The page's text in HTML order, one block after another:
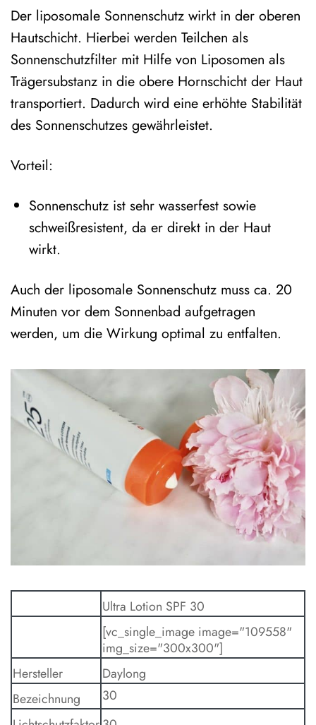
Der liposomale Sonnenschutz wirkt in der oberen
Hautschicht. Hierbei werden Teilchen als
Sonnenschutzfilter mit Hilfe von Liposomen als
Trägersubstanz in die obere Hornschicht der Haut
transportiert. Dadurch wird eine erhöhte Stabilität
des Sonnenschutzes gewährleistet.
Vorteil:
Sonnenschutz ist sehr wasserfest sowie
schweißresistent, da er direkt in der Haut
wirkt.
Auch der liposomale Sonnenschutz muss ca. 20
Minuten vor dem Sonnenbad aufgetragen
werden, um die Wirkung optimal zu entfalten.
Ultra Lotion SPF 30
[vc_single_image image="109558"
img_size="300x300"]
Hersteller
Daylong
Bezeichnung
30